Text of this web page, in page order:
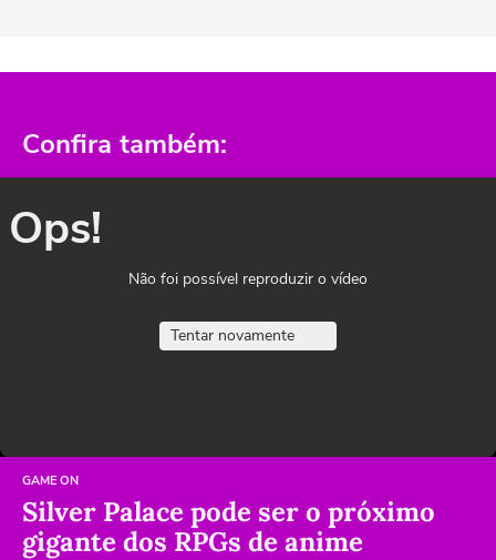
Confira também:
Ops!
Não foi possível reproduzir o vídeo
Tentar novamente
GAME ON
Silver Palace pode ser o próximo
gigante dos RPGs de anime